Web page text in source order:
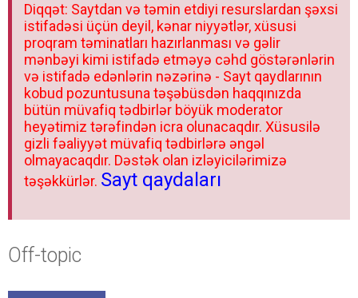
Diqqət: Saytdan və təmin etdiyi resurslardan şəxsi
istifadəsi üçün deyil, kənar niyyətlər, xüsusi
proqram təminatları hazırlanması və gəlir
mənbəyi kimi istifadə etməyə cəhd göstərənlərin
və istifadə edənlərin nəzərinə - Sayt qaydlarının
kobud pozuntusuna təşəbüsdən haqqınızda
bütün müvafiq tədbirlər böyük moderator
heyətimiz tərəfindən icra olunacaqdır. Xüsusilə
gizli fəaliyyət müvafiq tədbirlərə əngəl
olmayacaqdır. Dəstək olan izləyicilərimizə
təşəkkürlər. Sayt qaydaları
Off-topic